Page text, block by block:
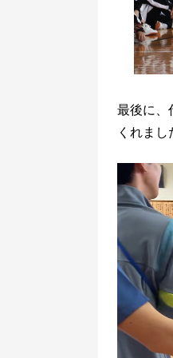
最後に、
くれまし